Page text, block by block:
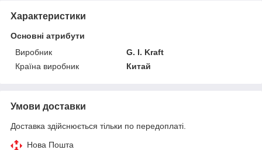
Характеристики
Основні атрибути
Виробник
G. I. Kraft
Країна виробник
Китай
Умови доставки
Доставка здійснюється тільки по передоплаті.
Нова Пошта